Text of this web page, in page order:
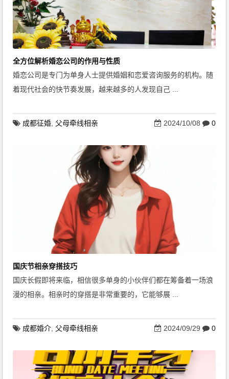
全方位解析婚恋公司的作用与性质
婚恋公司是专门为单身人士提供婚姻和恋爱咨询服务的机构。随
着现代社会的快节奏发展，越来越多的人发现自己 ...
成都征婚 父母牵线相亲 2024/10/08 0
国庆节相亲穿搭技巧
国庆长假即将来临，相信很多单身的小伙伴们都在筹备着一场浪
漫的相亲。相亲时的穿搭是非常重要的，它能够展 ...
成都婚介 父母牵线相亲 2024/09/29 0